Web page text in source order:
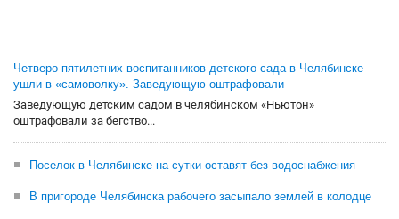
Четверо пятилетних воспитанников детского сада в Челябинске
ушли в «самоволку». Заведующую оштрафовали
Заведующую детским садом в челябинском «Ньютон»
оштрафовали за бегство...
Поселок в Челябинске на сутки оставят без водоснабжения
В пригороде Челябинска рабочего засыпало землей в колодце